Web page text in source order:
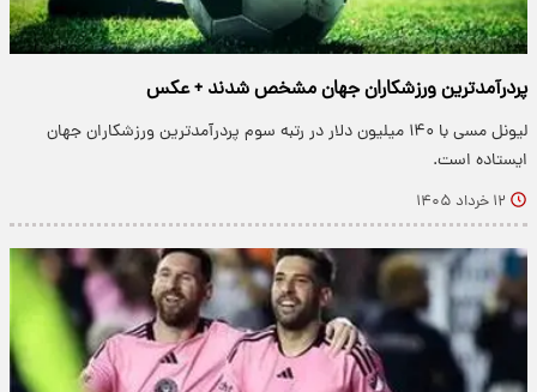
پردرآمدترین ورزشکاران جهان مشخص شدند + عکس
لیونل مسی با ۱۴۰ میلیون دلار در رتبه سوم پردرآمدترین ورزشکاران جهان
ایستاده است.
۱۲ خرداد ۱۴۰۵